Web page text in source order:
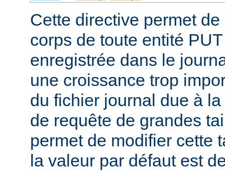
Cette directive permet
corps de toute entité
enregistrée dans le
une croissance trop
du fichier journal due à
de requête de grandes
permet de modifier cette
la valeur par défaut est